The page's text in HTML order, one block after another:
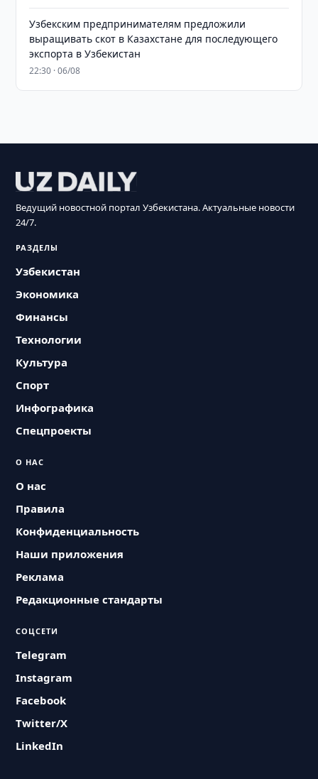
Узбекским предпринимателям предложили
выращивать скот в Казахстане для последующего
экспорта в Узбекистан
22:30 · 06/08
Ведущий новостной портал Узбекистана. Актуальные новости
24/7.
РАЗДЕЛЫ
Узбекистан
Экономика
Финансы
Технологии
Культура
Спорт
Инфографика
Спецпроекты
О НАС
О нас
Правила
Конфиденциальность
Наши приложения
Реклама
Редакционные стандарты
СОЦСЕТИ
Telegram
Instagram
Facebook
Twitter/X
LinkedIn